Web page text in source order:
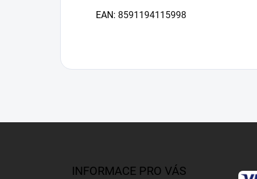
EAN: 8591194115998
INFORMACE PRO VÁS